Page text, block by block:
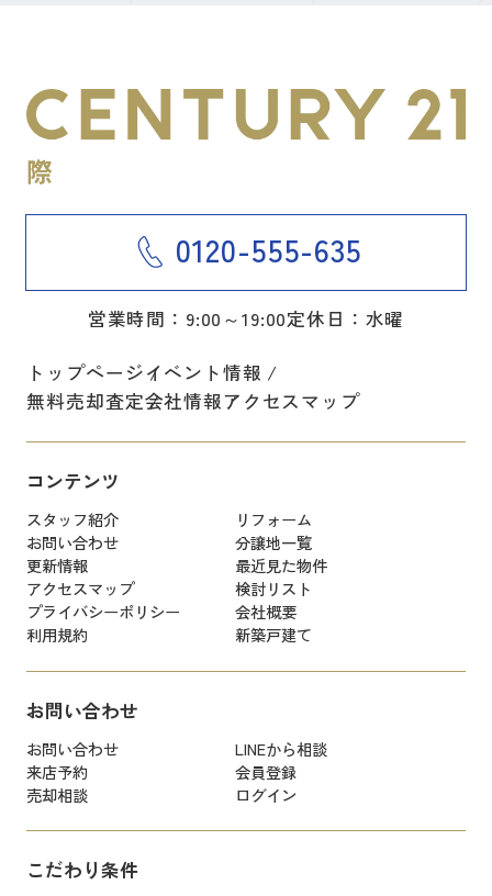
0120-555-635
営業時間：9:00～19:00定休日：水曜
トップページイベント情報
無料売却査定会社情報アクセスマップ
コンテンツ
スタッフ紹介
リフォーム
お問い合わせ
分譲地一覧
更新情報
最近見た物件
アクセスマップ
検討リスト
プライバシーポリシー
会社概要
利用規約
新築戸建て
お問い合わせ
お問い合わせ
LINEから相談
来店予約
会員登録
売却相談
ログイン
こだわり条件